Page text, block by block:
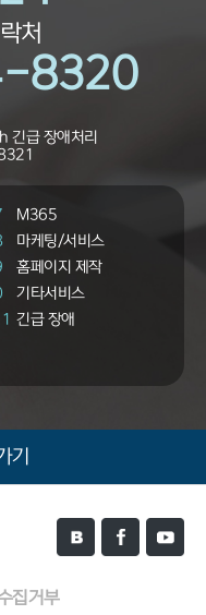
처
8320
급 장애처리
M365
마케팅/서비스
홈페이지 제작
기타서비스
긴급 장애
기
집거부